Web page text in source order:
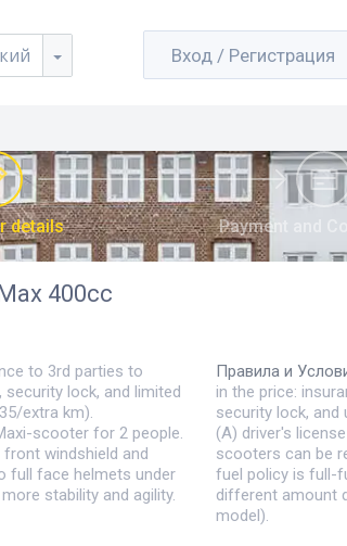
Вход / Регистрация
details Payment and
400cc
to 3rd parties to
security lock, and limited
extra km).
scooter for 2 people.
front windshield and
full face helmets under
stability and agility.
Правила и
in the price:
security lock, and
(A) driver's
scooters can be
fuel policy is full-
different amount
model).